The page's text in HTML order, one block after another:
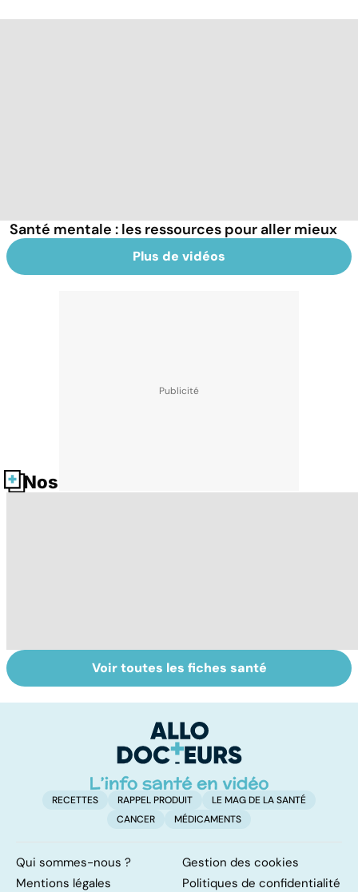
Santé mentale : les ressources pour aller mieux
Plus de vidéos
Nos fiches santé
Burn-out :
l'épuisement
Stress, fatigue,
accident...
travail
Voir toutes les fiches santé
RECETTES RAPPEL PRODUIT
LE MAG DE LA SANTÉ
CANCER
MÉDICAMENTS
Qui sommes-nous ?
Gestion des cookies
Mentions légales
Politiques de confidentialité